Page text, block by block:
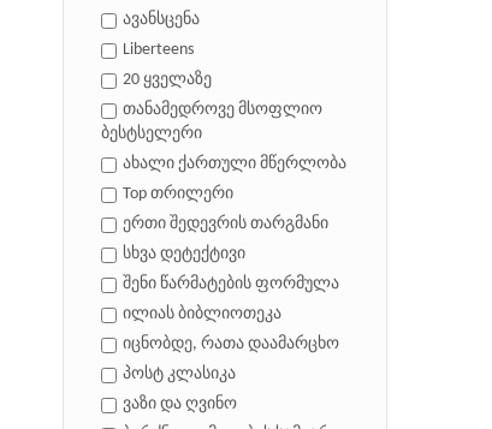
ავანსცენა
Liberteens
20 ყველაზე
თანამედროვე მსოფლიო
ბესტსელერი
ახალი ქართული მწერლობა
Top თრილერი
ერთი შედევრის თარგმანი
სხვა დეტექტივი
შენი წარმატების ფორმულა
ილიას ბიბლიოთეკა
იცნობდე, რათა დაამარცხო
პოსტ კლასიკა
ვაზი და ღვინო